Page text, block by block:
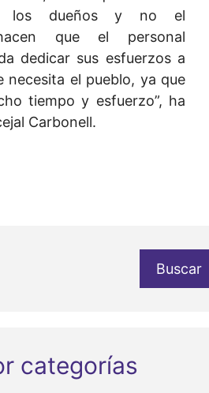
los dueños y no el
que el personal
dedicar sus esfuerzos a
necesita el pueblo, ya que
tiempo y esfuerzo”, ha
Carbonell.
Buscar
categorías